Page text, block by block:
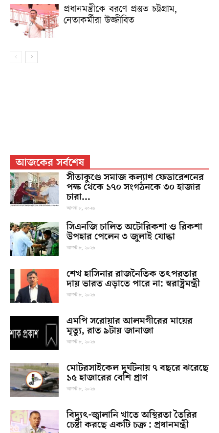
প্রধানমন্ত্রীকে বরণে প্রস্তুত চট্টগ্রাম,
নেতাকর্মীরা উজ্জীবিত
আজকের সর্বশেষ
সীতাকুণ্ডে সমাজ কল্যাণ ফেডারেশনের
পক্ষ থেকে ১৭০ সংগঠনকে ৩০ হাজার
চারা...
আগস্ট ৮, ২০২৬
সিএনজি চালিত অটোরিকশা ও রিকশা
উপহার পেলেন ৩ জুলাই যোদ্ধা
আগস্ট ৮, ২০২৬
শেখ হাসিনার রাজনৈতিক তৎপরতার
দায় ভারত এড়াতে পারে না: স্বরাষ্ট্রমন্ত্রী
আগস্ট ৮, ২০২৬
এমপি সরোয়ার আলমগীরের মায়ের
মৃত্যু, রাত ৯টায় জানাজা
আগস্ট ৮, ২০২৬
মোটরসাইকেল দুর্ঘটনায় ৭ বছরে ঝরেছে
১৫ হাজারের বেশি প্রাণ
আগস্ট ৮, ২০২৬
বিদ্যুৎ-জ্বালানি খাতে অস্থিরতা তৈরির
চেষ্টা করছে একটি চক্র : প্রধানমন্ত্রী